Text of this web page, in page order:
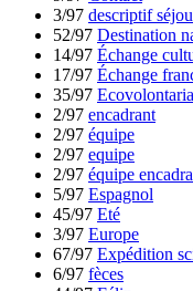
3/97 descriptif
52/97 Destination
14/97 Échange
17/97 Échange
35/97
2/97 encadrant
2/97 équipe
2/97 equipe
2/97 équipe
5/97 Espagnol
45/97 Eté
3/97 Europe
67/97 Expédition
6/97 fèces